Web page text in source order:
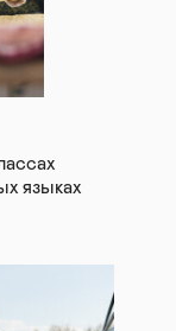
языках